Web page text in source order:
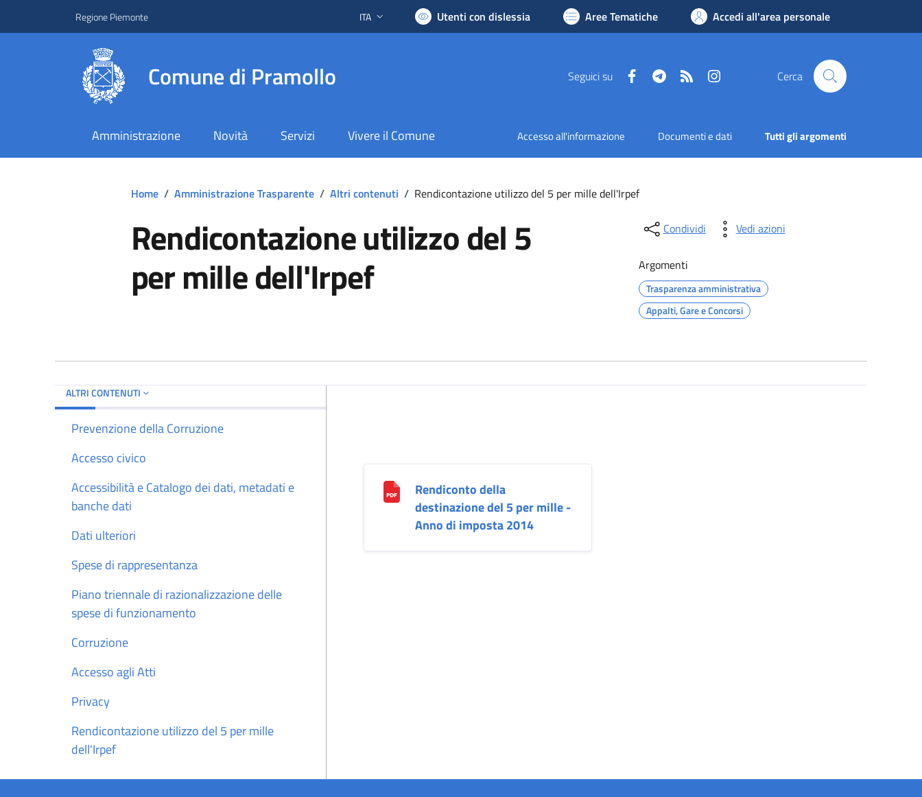
Regione Piemonte Lingua attiva:
ITA Utenti con dislessia Aree Tematiche Accedi all'area personale
Comune di Pramollo Seguici su FacebookTelegramRSS Cerca
Amministrazione Novità Servizi Vivere il Comune Accesso all'informazione Documenti e dati Tutti gli argomenti
Home / Amministrazione Trasparente / Altri contenuti / Rendicontazione utilizzo del 5 per mille dell'Irpef
Rendicontazione utilizzo del 5
per mille dell'Irpef
Condividi Vedi azioni
Argomenti
Trasparenza amministrativa
Appalti, Gare e Concorsi
ALTRI CONTENUTI
Prevenzione della Corruzione
Accesso civico
Accessibilità e Catalogo dei dati, metadati e
banche dati
Dati ulteriori
Spese di rappresentanza
Piano triennale di razionalizzazione delle
spese di funzionamento
Corruzione
Accesso agli Atti
Privacy
Rendicontazione utilizzo del 5 per mille
dell'Irpef
Rendiconto della
destinazione del 5 per mille -
Anno di imposta 2014